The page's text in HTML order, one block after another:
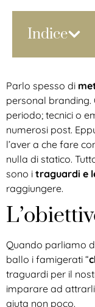
Indice
Parlo spesso di
personal branding.
periodo; tecnici o
numerosi post.
l’aver a che fare
nulla di statico.
sono i traguardi e
raggiungere.
Quando parliamo
ballo i famigerati “
traguardi per il
imparare ad
aiuta non poco.